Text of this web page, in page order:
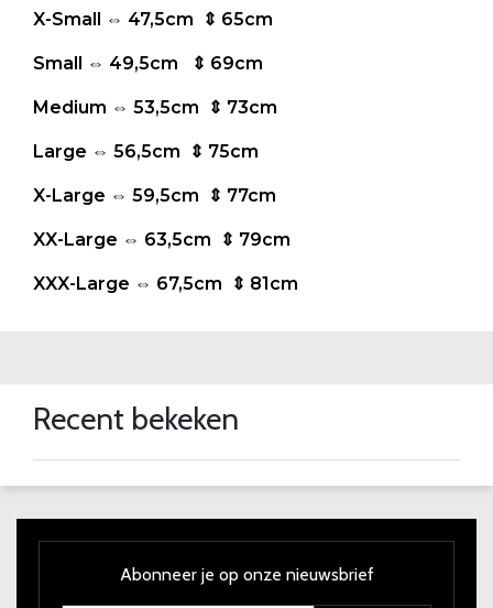
X-Small ⇔ 47,5cm ⇕ 65cm
Small ⇔ 49,5cm ⇕ 69cm
Medium ⇔ 53,5cm ⇕ 73cm
Large ⇔ 56,5cm ⇕ 75cm
X-Large ⇔ 59,5cm ⇕ 77cm
XX-Large ⇔ 63,5cm ⇕ 79cm
XXX-Large ⇔ 67,5cm ⇕ 81cm
Recent bekeken
Abonneer je op onze nieuwsbrief